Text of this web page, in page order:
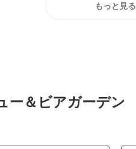
もっと見る
ー＆ビアガーデン